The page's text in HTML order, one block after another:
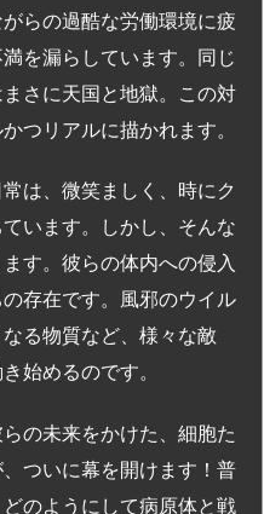
らの過酷な労働環境に疲
を漏らしています。同じ
さに天国と地獄。この対
つリアルに描かれます。
は、微笑ましく、時にク
います。しかし、そんな
す。彼らの体内への侵入
存在です。風邪のウイル
る物質など、様々な敵
始めるのです。
の未来をかけた、細胞た
ついに幕を開けます！普
のようにして病原体と戦